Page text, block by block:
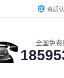
资质
全国免费